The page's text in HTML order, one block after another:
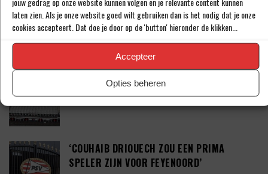
laten zien. Als je onze website goed wilt gebruiken dan is het nodig dat je onze
cookies accepteert. Dat doe je door op de 'button' hieronder de klikken...
Accepteer
Opties beheren
‘PSV WIL ZICH GAAN VERSTERKEN MET 29-
JARIGE ADAMA CAMARA’
JOEL DROMMEL (29) TEKENT VOOR VIER
JAAR BIJ FC TWENTE
‘COUHAIB DRIOUECH ZOU EEN PRIMA
SPELER ZIJN VOOR FEYENOORD’